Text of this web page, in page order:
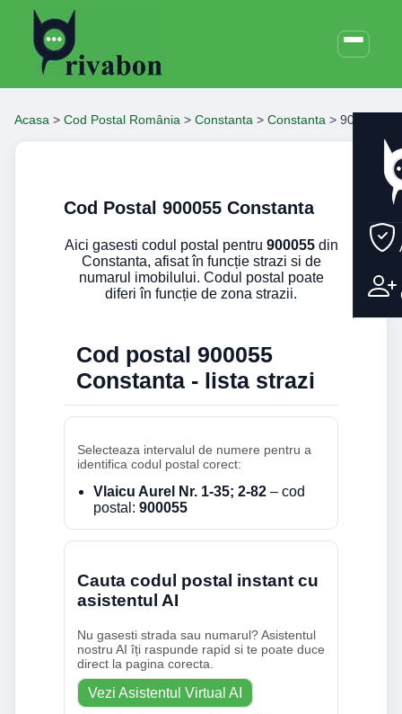
Acasa > Cod Postal România > Constanta > Constanta > 900055
Cod Postal 900055 Constanta
Aici gasesti codul postal pentru 900055din
Constanta, afisat în funcție strazi si de
numarul imobilului. Codul postal poate
diferi în funcție de zona strazii.
Cod postal 900055
Constanta - lista strazi
Selecteaza intervalul de numere pentru a
identifica codul postal corect:
Vlaicu Aurel Nr. 1-35; 2-82 – cod
postal: 900055
Cauta codul postal instant cu
asistentul AI
Nu gasesti strada sau numarul? Asistentul
nostru AI îți raspunde rapid si te poate duce
direct la pagina corecta.
Vezi Asistentul Virtual AI